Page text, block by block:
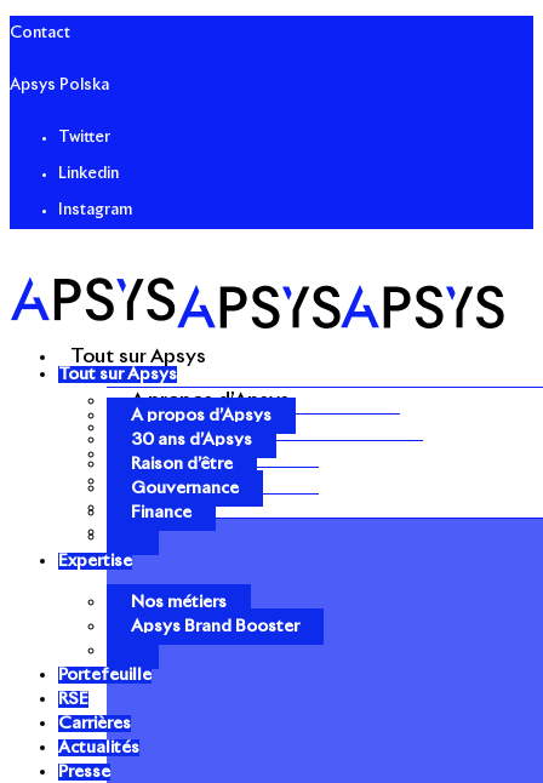
Contact
Apsys Polska
Twitter
Linkedin
Instagram
Tout sur Apsys
A propos d’Apsys
30 ans d’Apsys
Raison d’être
Gouvernance
Finance
Tout sur Apsys
A propos d’Apsys
30 ans d’Apsys
Raison d’être
Gouvernance
Finance
Expertise
Nos métiers
Apsys Brand Booster
Portefeuille
RSE
Carrières
Actualités
Presse